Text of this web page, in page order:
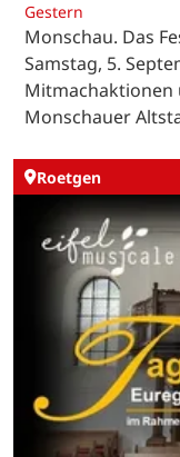
Gestern
Monschau. Das
Samstag, 5.
Mitmachaktionen
Monschauer
Roetgen